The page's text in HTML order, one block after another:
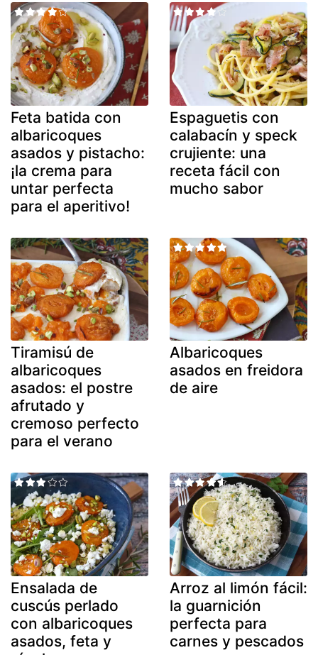
Feta batida con
albaricoques
asados y pistacho:
¡la crema para
untar perfecta
para el aperitivo!
Espaguetis con
calabacín y speck
crujiente: una
receta fácil con
mucho sabor
Tiramisú de
albaricoques
asados: el postre
afrutado y
cremoso perfecto
para el verano
Albaricoques
asados en freidora
de aire
Ensalada de
cuscús perlado
con albaricoques
asados, feta y
Arroz al limón fácil:
la guarnición
perfecta para
carnes y pescados